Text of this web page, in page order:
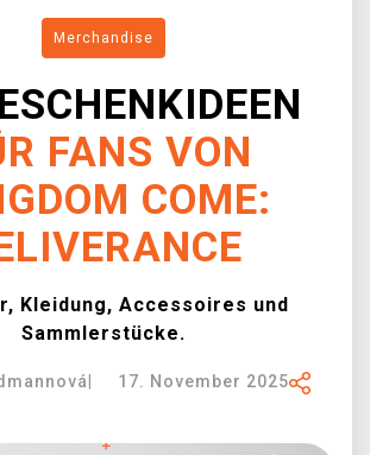
Merchandise
FANS VON
COME:
Kleidung, Accessoires und
Sammlerstücke.
17. November 2025